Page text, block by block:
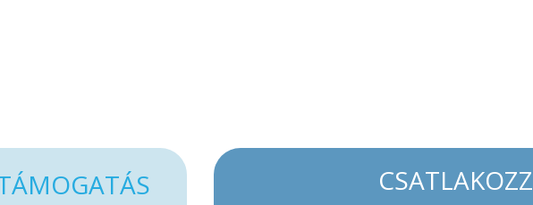
CSATLAKOZZ